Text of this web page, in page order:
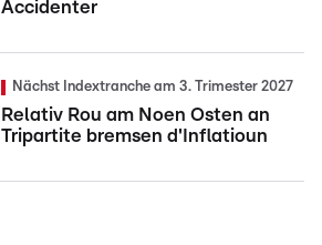
Accidenter
Nächst Indextranche am 3. Trimester 2027
Relativ Rou am Noen Osten an
Tripartite bremsen d'Inflatioun